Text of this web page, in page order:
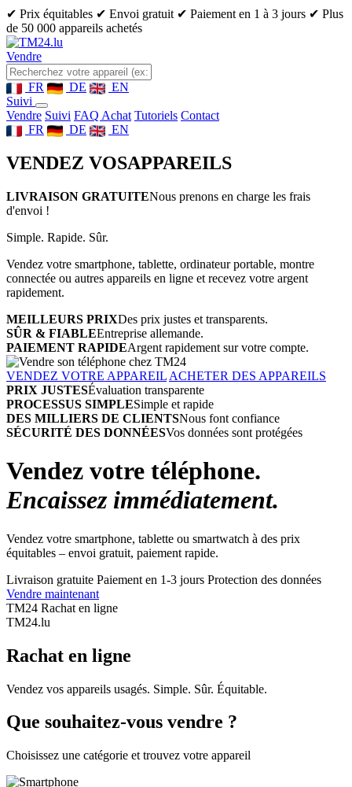
✔ Prix équitables ✔ Envoi gratuit ✔ Paiement en 1 à 3 jours ✔ Plus
de 50 000 appareils achetés
Vendre
FR DE
EN
Suivi
Vendre Suivi FAQ Achat Tutoriels Contact
FR
DE EN
VENDEZ VOSAPPAREILS
LIVRAISON GRATUITENous prenons en charge les frais
d'envoi !
Simple. Rapide. Sûr.
Vendez votre smartphone, tablette, ordinateur portable, montre
connectée ou autres appareils en ligne et recevez votre argent
rapidement.
MEILLEURS PRIXDes prix justes et transparents.
SÛR & FIABLEEntreprise allemande.
PAIEMENT RAPIDEArgent rapidement sur votre compte.
VENDEZ VOTRE APPAREIL ACHETER DES APPAREILS
PRIX JUSTESÉvaluation transparente
PROCESSUS SIMPLESimple et rapide
DES MILLIERS DE CLIENTSNous font confiance
SÉCURITÉ DES DONNÉESVos données sont protégées
Vendez votre téléphone.
Encaissez immédiatement.
Vendez votre smartphone, tablette ou smartwatch à des prix
équitables – envoi gratuit, paiement rapide.
Livraison gratuite Paiement en 1-3 jours Protection des données
Vendre maintenant
TM24 Rachat en ligne
TM24.lu
Rachat en ligne
Vendez vos appareils usagés. Simple. Sûr. Équitable.
Que souhaitez-vous vendre ?
Choisissez une catégorie et trouvez votre appareil